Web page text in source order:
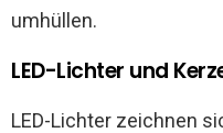
umhüllen.
LED-Lichter und
LED-Lichter zeichnen